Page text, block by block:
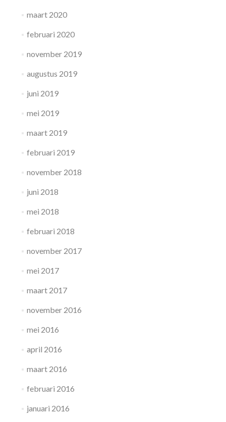
maart 2020
februari 2020
november 2019
augustus 2019
juni 2019
mei 2019
maart 2019
februari 2019
november 2018
juni 2018
mei 2018
februari 2018
november 2017
mei 2017
maart 2017
november 2016
mei 2016
april 2016
maart 2016
februari 2016
januari 2016